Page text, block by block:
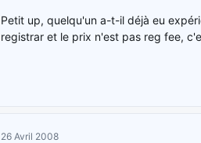
Petit up, quelqu'un a-t-il déjà eu
registrar et le prix n'est pas reg fee,
26 Avril 2008